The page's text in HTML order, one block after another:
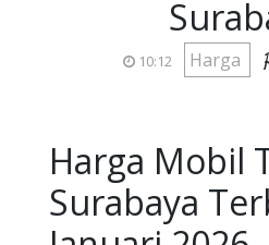
10:12 Harga
Harga Mobil
Surabaya